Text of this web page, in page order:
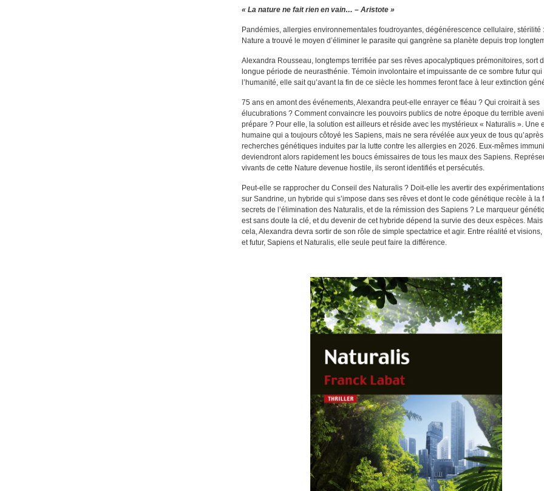
« La nature ne fait rien en vain… – Aristote »
Pandémies, allergies environnementales foudroyantes, dégénérescence cellulaire, stérilité
Nature a trouvé le moyen d’éliminer le parasite qui gangrène sa planète depuis trop
Alexandra Rousseau, longtemps terrifiée par ses rêves apocalyptiques prémonitoires, sort
longue période de neurasthénie. Témoin involontaire et impuissante de ce sombre futur qui
l’humanité, elle sait qu’avant la fin de ce siècle les hommes feront face à leur extinction
75 ans en amont des événements, Alexandra peut-elle enrayer ce fléau ? Qui croirait à ses
élucubrations ? Comment convaincre les pouvoirs publics de notre époque du terrible
prépare ? Pour elle, la solution est ailleurs et réside avec les mystérieux « Naturalis ». Une
humaine qui a toujours côtoyé les Sapiens, mais ne sera révélée aux yeux de tous
recherches génétiques induites par la lutte contre les allergies en 2026. Eux-mêmes
deviendront alors rapidement les boucs émissaires de tous les maux des Sapiens.
vivants de cette Nature devenue hostile, ils seront identifiés et persécutés.
Peut-elle se rapprocher du Conseil des Naturalis ? Doit-elle les avertir des
sur Sandrine, un hybride qui s’impose dans ses rêves et dont le code génétique recèle à la
secrets de l’élimination des Naturalis, et de la rémission des Sapiens ? Le marqueur
est sans doute la clé, et du devenir de cet hybride dépend la survie des deux espèces.
cela, Alexandra devra sortir de son rôle de simple spectatrice et agir. Entre réalité et visions,
et futur, Sapiens et Naturalis, elle seule peut faire la différence.